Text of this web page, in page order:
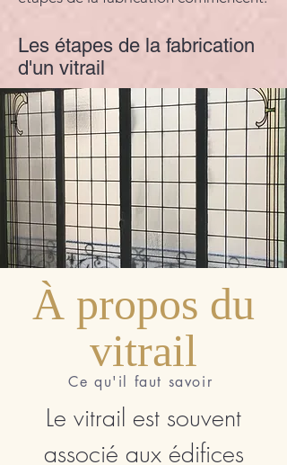
Les étapes de la fabrication
d'un vitrail
À propos du
vitrail
Ce qu'il faut savoir
Le vitrail est souvent
associé aux édifices